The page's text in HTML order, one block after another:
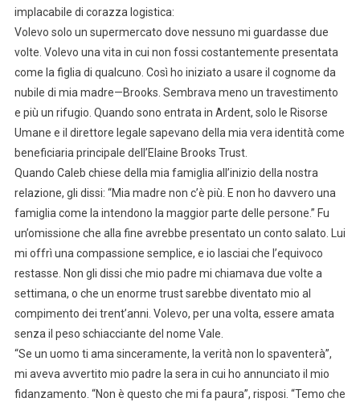
implacabile di corazza logistica:
Volevo solo un supermercato dove nessuno mi guardasse due
volte. Volevo una vita in cui non fossi costantemente presentata
come la figlia di qualcuno. Così ho iniziato a usare il cognome da
nubile di mia madre—Brooks. Sembrava meno un travestimento
e più un rifugio. Quando sono entrata in Ardent, solo le Risorse
Umane e il direttore legale sapevano della mia vera identità come
beneficiaria principale dell’Elaine Brooks Trust.
Quando Caleb chiese della mia famiglia all’inizio della nostra
relazione, gli dissi: “Mia madre non c’è più. E non ho davvero una
famiglia come la intendono la maggior parte delle persone.” Fu
un’omissione che alla fine avrebbe presentato un conto salato. Lui
mi offrì una compassione semplice, e io lasciai che l’equivoco
restasse. Non gli dissi che mio padre mi chiamava due volte a
settimana, o che un enorme trust sarebbe diventato mio al
compimento dei trent’anni. Volevo, per una volta, essere amata
senza il peso schiacciante del nome Vale.
“Se un uomo ti ama sinceramente, la verità non lo spaventerà”,
mi aveva avvertito mio padre la sera in cui ho annunciato il mio
fidanzamento. “Non è questo che mi fa paura”, risposi. “Temo che